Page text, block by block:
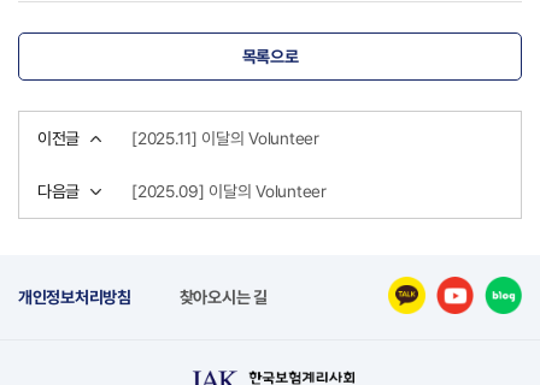
목록으로
이전글 [2025.11] 이달의 Volunteer
다음글 [2025.09] 이달의 Volunteer
개인정보처리방침 찾아오시는 길